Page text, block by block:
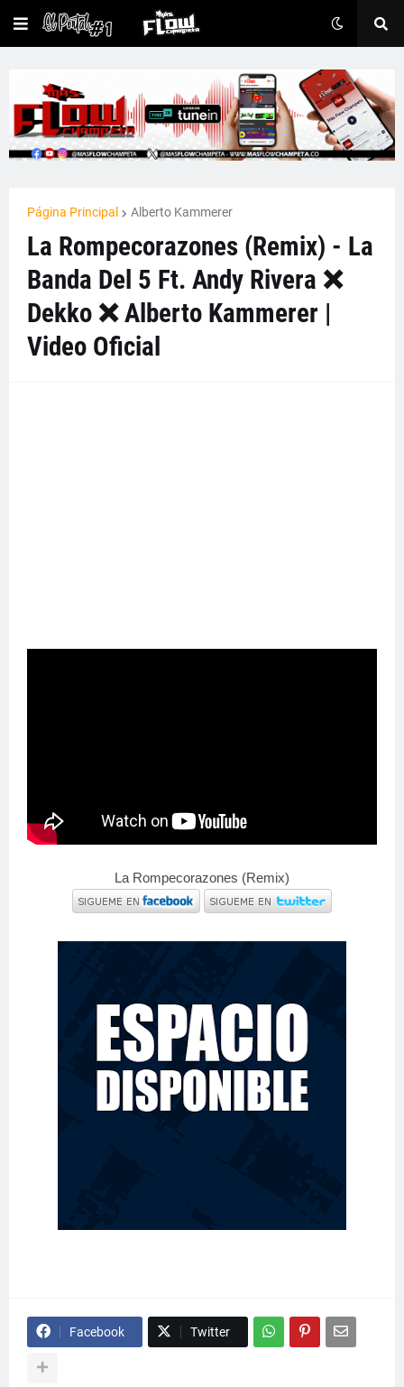
Página Principal Alberto Kammerer
La Rompecorazones (Remix) - La
Banda Del 5 Ft. Andy Rivera ❌
Dekko ❌ Alberto Kammerer |
Video Oficial
La Rompecorazones (Remix)
Facebook Twitter